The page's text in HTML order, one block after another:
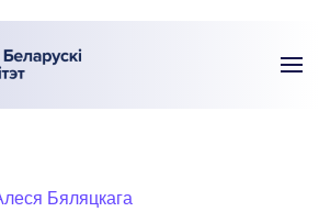
Бяляцкага